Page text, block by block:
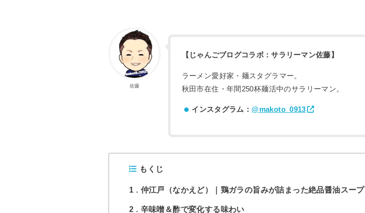
佐藤
【じゃんごブログコラボ：サラリーマン佐藤】
ラーメン愛好家・麺スタグラマー。
秋田市在住・年間250杯麺活中のサラリーマン。
インスタグラム：@makoto_0913
もくじ
1 仲江戸（なかえど）｜鶏ガラの旨みが詰まった絶品醤油スープ
2 辛味噌＆酢で変化する味わい